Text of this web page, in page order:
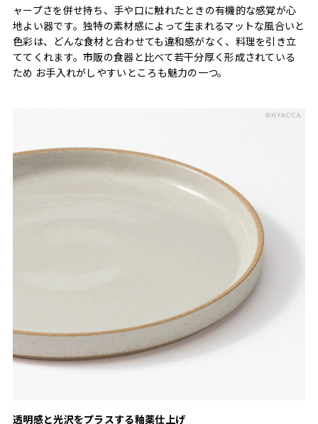
ャープさを併せ持ち、手や口に触れたときの有機的な感覚が心
地よい器です。独特の素材感によって生まれるマットな風合いと
色彩は、どんな食材と合わせても違和感がなく、料理を引き立
ててくれます。市販の食器と比べて若干分厚く形成されている
ため お手入れがしやすいところも魅力の一つ。
透明感と光沢をプラスする釉薬仕上げ